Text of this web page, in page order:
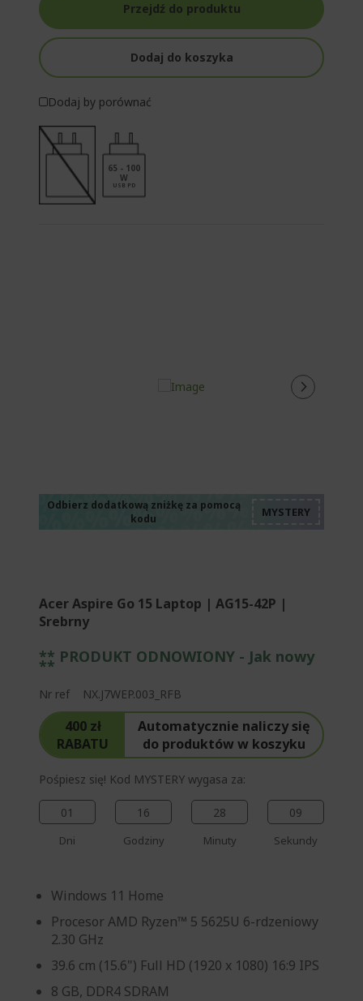
Przejdź do produktu
Dodaj do koszyka
Dodaj by porównać
65 - 100
W
USB PD
Odbierz dodatkową zniżkę za pomocą
kodu
Acer Aspire Go 15 Laptop | AG15-42P |
Srebrny
** PRODUKT ODNOWIONY - Jak nowy
**
Nr ref NX.J7WEP.003_RFB
400 zł
RABATU
Automatycznie naliczy się
do produktów w koszyku
Pośpiesz się! Kod MYSTERY wygasa za:
01
Dni
16
Godziny
28
Minuty
09
Sekundy
Windows 11 Home
Procesor AMD Ryzen™ 5 5625U 6-rdzeniowy
2.30 GHz
39.6 cm (15.6") Full HD (1920 x 1080) 16:9 IPS
8 GB, DDR4 SDRAM